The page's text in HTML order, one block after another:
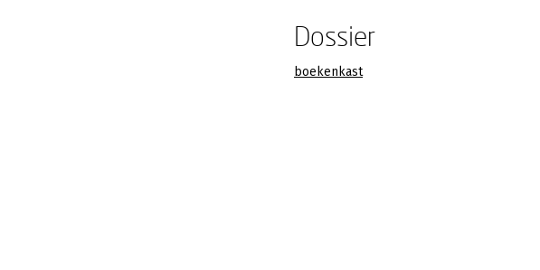
Dossier
boekenkast